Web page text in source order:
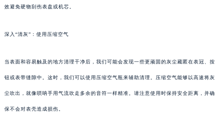
效避免硬物刮伤表盘或机芯。
深入“清灰”：使用压缩空气
当表面和容易触及的地方清理干净后，我们可能会发现一些更顽固的灰尘藏匿在表冠、按
钮或表带缝隙中。这时，我们可以使用压缩空气瓶来辅助清理。压缩空气能够以高速将灰
尘吹出，就像唢呐手用气流吹走多余的音符一样精准。请注意使用时保持安全距离，并确
保不会对表壳造成损伤。